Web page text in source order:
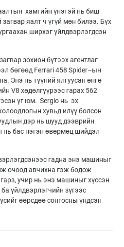
хамгийн үнэтэй нь биш
яалт ч үгүй мөн билээ. Бүх
ширхэг үйлдвэрлэгдсэн
зохион бүтээх агентлаг
бөгөөд Ferrari 458 Spider–ын
Энэ нь түүний ялгуусан өнгө
V8 хөдөлгүүрээс гарах 562
үг юм. Sergio нь эх
хувьд илүү болсон
дэр нь шууд дээврийн
нь бас нэгэн өвөрмөц шийдэл
гадна энэ машиныг
очоод авчихна гэж бодож
учир нь энэ машиныг хүссэн
үйлдвэрлэгчийн зүгээс
өөрсдөө сонгосны үндсэн